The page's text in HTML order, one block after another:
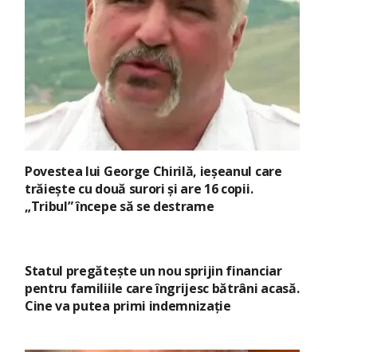
Povestea lui George Chirilă, ieșeanul care
trăiește cu două surori și are 16 copii.
„Tribul” începe să se destrame
Statul pregătește un nou sprijin financiar
pentru familiile care îngrijesc bătrâni acasă.
Cine va putea primi indemnizație